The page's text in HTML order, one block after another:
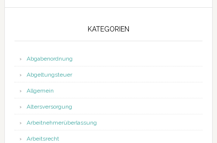
KATEGORIEN
Abgabenordnung
Abgeltungsteuer
Allgemein
Altersversorgung
Arbeitnehmerüberlassung
Arbeitsrecht